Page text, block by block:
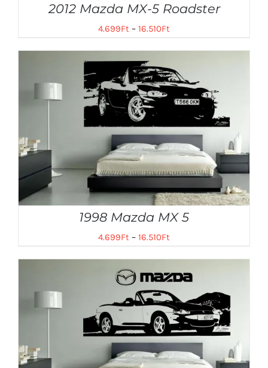
2012 Mazda MX-5 Roadster
4.699Ft – 16.510Ft
1998 Mazda MX 5
4.699Ft – 16.510Ft